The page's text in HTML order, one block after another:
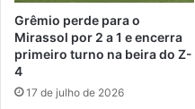
Grêmio perde para o
Mirassol por 2 a 1 e encerra
primeiro turno na beira do Z-
4
17 de julho de 2026